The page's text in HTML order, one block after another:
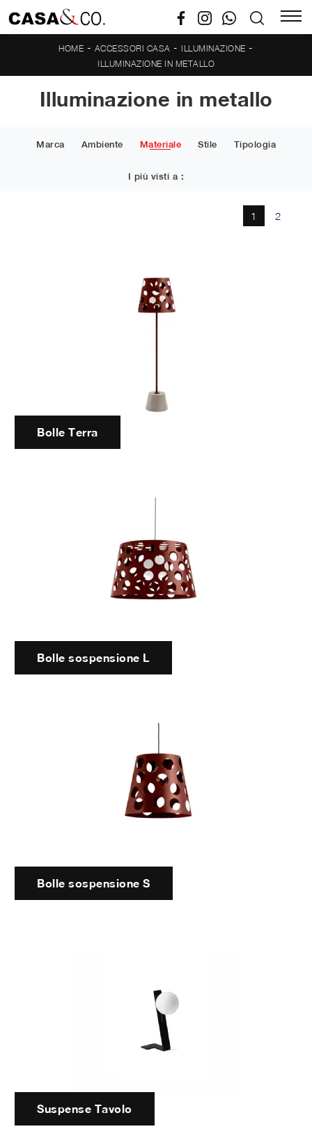
HOME - ACCESSORI CASA - ILLUMINAZIONE -
ILLUMINAZIONE IN METALLO
Illuminazione in metallo
Marca Ambiente Materiale Stile Tipologia
I più visti a :
1 2
Bolle Terra
Bolle sospensione L
Bolle sospensione S
Suspense Tavolo